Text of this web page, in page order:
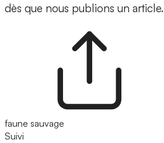
dès que nous publions un article.
faune sauvage
Suivi